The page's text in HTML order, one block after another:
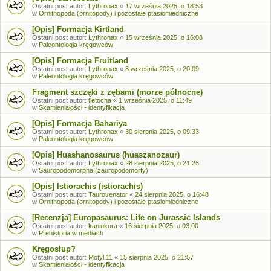
Ostatni post autor: Lythronax « 17 września 2025, o 18:53
w Ornithopoda (ornitopody) i pozostałe ptasiomiedniczne
[Opis] Formacja Kirtland
Ostatni post autor: Lythronax « 15 września 2025, o 16:08
w Paleontologia kręgowców
[Opis] Formacja Fruitland
Ostatni post autor: Lythronax « 8 września 2025, o 20:09
w Paleontologia kręgowców
Fragment szczęki z zębami (morze północne)
Ostatni post autor: tletocha « 1 września 2025, o 11:49
w Skamieniałości - identyfikacja
[Opis] Formacja Bahariya
Ostatni post autor: Lythronax « 30 sierpnia 2025, o 09:33
w Paleontologia kręgowców
[Opis] Huashanosaurus (huaszanozaur)
Ostatni post autor: Lythronax « 28 sierpnia 2025, o 21:25
w Sauropodomorpha (zauropodomorfy)
[Opis] Istiorachis (istiorachis)
Ostatni post autor: Taurovenator « 24 sierpnia 2025, o 16:48
w Ornithopoda (ornitopody) i pozostałe ptasiomiedniczne
[Recenzja] Europasaurus: Life on Jurassic Islands
Ostatni post autor: kaniukura « 16 sierpnia 2025, o 03:00
w Prehistoria w mediach
Kręgosłup?
Ostatni post autor: Motyl.11 « 15 sierpnia 2025, o 21:57
w Skamieniałości - identyfikacja